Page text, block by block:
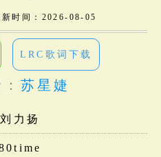
时间： 2026-08-05
LRC歌词下载
苏星婕
力扬